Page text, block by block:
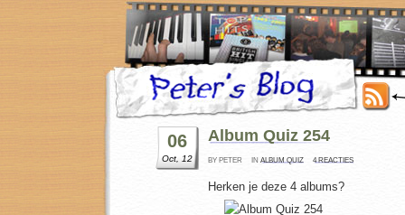
06
Oct, 12
Album Quiz 254
BY PETER IN ALBUM QUIZ 4 REACTIES
Herken je deze 4 albums?